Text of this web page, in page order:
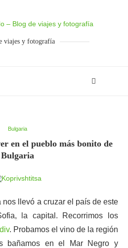
viajes y fotografía
Bulgaria
en el pueblo más bonito de
Bulgaria
llevó a cruzar el país de este
la capital. Recorrimos los
. Probamos el vino de la región
bañamos en el Mar Negro y